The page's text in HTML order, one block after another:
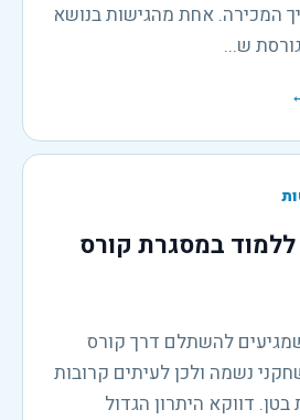
המכירה. אחת מהגישות בנושא
ש...
במסגרת קורס
להשתלם דרך קורס
נשמה ולכן לעיתים קרובות
דווקא היתרון הגדול